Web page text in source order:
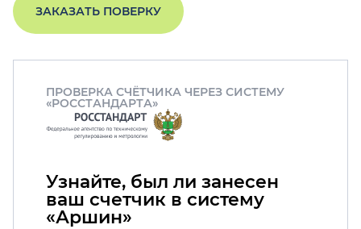
ЗАКАЗАТЬ ПОВЕРКУ
ПРОВЕРКА СЧЁТЧИКА ЧЕРЕЗ СИСТЕМУ
«РОССТАНДАРТА»
Узнайте, был ли занесен
ваш счетчик в систему
«Аршин»